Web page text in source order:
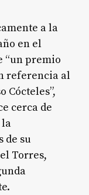
a la
en el
“un premio
referencia al
Cócteles”,
cerca de
la
de su
Torres,